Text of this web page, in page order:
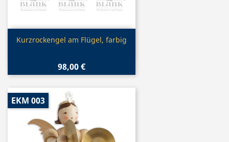
Vorschau
Kurzrockengel am Flügel, farbig
98,00 €
EKM 003